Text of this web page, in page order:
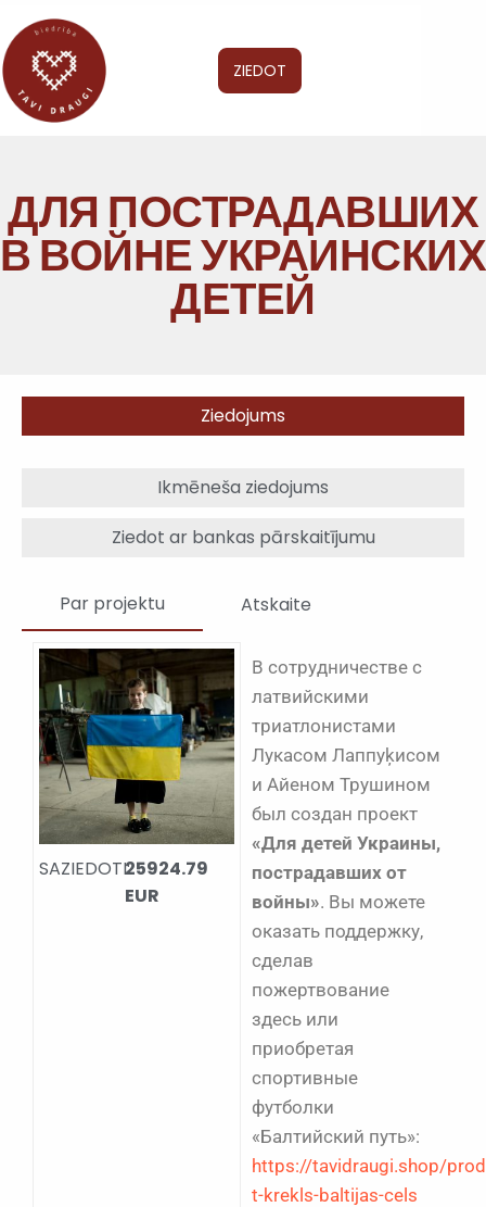
ZIEDOT
ДЛЯ ПОСТРАДАВШИХ
В ВОЙНЕ УКРАИНСКИХ
ДЕТЕЙ
Ziedojums
Ikmēneša ziedojums
Ziedot ar bankas pārskaitījumu
Par projektu Atskaite
SAZIEDOTI:25924.79
EUR
В сотрудничестве с
латвийскими
триатлонистами
Лукасом Лаппуķисом
и Айеном Трушином
был создан проект
«Для детей Украины,
пострадавших от
войны». Вы можете
оказать поддержку,
сделав
пожертвование
здесь или
приобретая
спортивные
футболки
«Балтийский путь»:
https://tavidraugi.shop/
t-krekls-baltijas-cels